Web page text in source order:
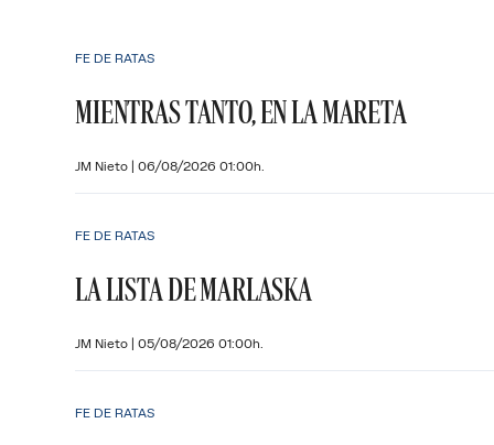
FE DE RATAS
MIENTRAS TANTO, EN LA MARETA
JM Nieto | 06/08/2026 01:00h.
FE DE RATAS
LA LISTA DE MARLASKA
JM Nieto | 05/08/2026 01:00h.
FE DE RATAS